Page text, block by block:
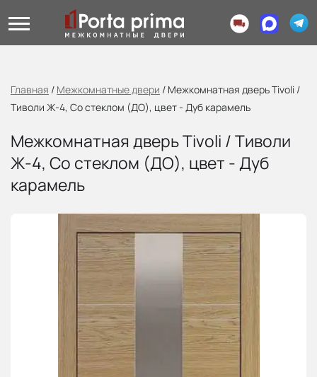
Главная / Межкомнатные двери / Межкомнатная дверь Tivoli /
Тиволи Ж-4, Со стеклом (ДО), цвет - Дуб карамель
Межкомнатная дверь Tivoli / Тиволи
Ж-4, Со стеклом (ДО), цвет - Дуб
карамель